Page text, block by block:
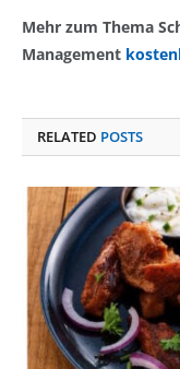
Mehr zum Thema
Management
RELATED POSTS